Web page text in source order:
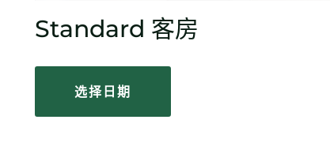
Standard 客房
选择日期